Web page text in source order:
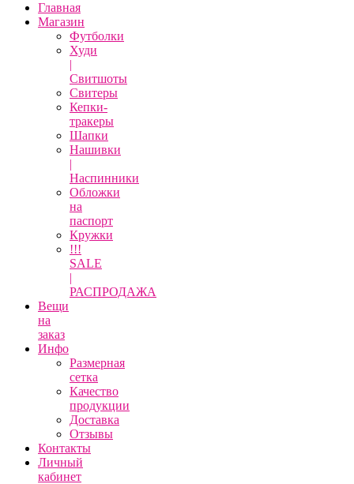
Главная
Магазин
Футболки
Худи
|
Свитшоты
Свитеры
Кепки-
тракеры
Шапки
Нашивки
|
Наспинники
Обложки
на
паспорт
Кружки
!!!
SALE
|
РАСПРОДАЖА
Вещи
на
заказ
Инфо
Размерная
сетка
Качество
продукции
Доставка
Отзывы
Контакты
Личный
кабинет